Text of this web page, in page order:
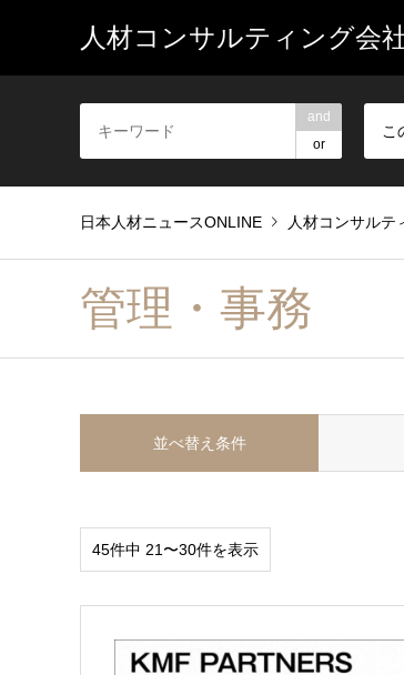
人材コンサルティング会
and
or
日本人材ニュースONLINE 人材コンサルテ
管理・事務
並べ替え条件
45件中 21〜30件を表示